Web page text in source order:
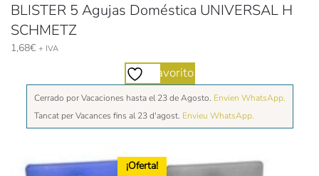
BLISTER 5 Agujas Doméstica UNIVERSAL H
SCHMETZ
1,68€ + IVA
Favorito
Cerrado por Vacaciones hasta el 23 de Agosto. Envien WhatsApp.
Tancat per Vacances fins al 23 d'agost. Envieu WhatsApp.
¡Oferta!